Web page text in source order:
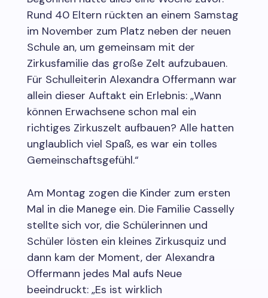
Rund 40 Eltern rückten an einem Samstag
im November zum Platz neben der neuen
Schule an, um gemeinsam mit der
Zirkusfamilie das große Zelt aufzubauen.
Für Schulleiterin Alexandra Offermann war
allein dieser Auftakt ein Erlebnis: „Wann
können Erwachsene schon mal ein
richtiges Zirkuszelt aufbauen? Alle hatten
unglaublich viel Spaß, es war ein tolles
Gemeinschaftsgefühl.“
Am Montag zogen die Kinder zum ersten
Mal in die Manege ein. Die Familie Casselly
stellte sich vor, die Schülerinnen und
Schüler lösten ein kleines Zirkusquiz und
dann kam der Moment, der Alexandra
Offermann jedes Mal aufs Neue
beeindruckt: „Es ist wirklich